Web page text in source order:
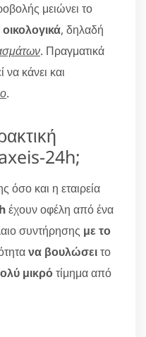
μειώνει το
οικολογικά, δηλαδή
. Πραγματικά
κάνει και
.
24h;
όσο και η εταιρεία
έχουν οφέλη από ένα
συντήρησης με το
να βουλώσειτο
μικρότίμημα από